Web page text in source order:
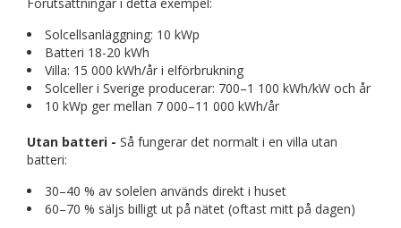
Solcellsanläggning: 10 kWp
Batteri 18-20 kWh
Villa: 15 000 kWh/år i elförbrukning
Solceller i Sverige producerar: 700–1 100 kWh/kW och år
10 kWp ger mellan 7 000–11 000 kWh/år
Utan batteri - Så fungerar det normalt i en villa utan
batteri:
30–40 % av solelen används direkt i huset
60–70 % säljs billigt ut på nätet (oftast mitt på dagen)